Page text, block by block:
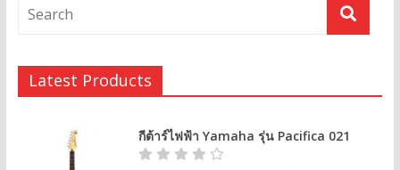
Latest Products
กีต้าร์ไฟฟ้า Yamaha รุ่น Pacifica 021